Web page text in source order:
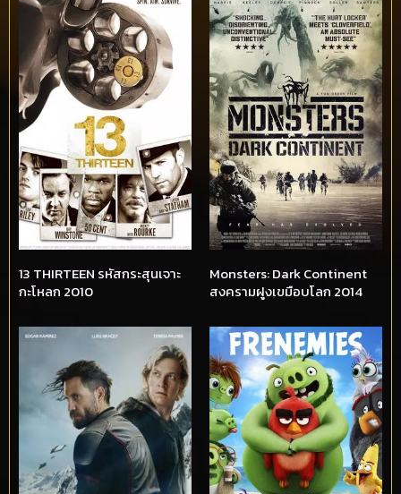
13 THIRTEEN รหัสกระสุนเจาะ
กะโหลก 2010
Monsters: Dark Continent
สงครามฝูงเขมือบโลก 2014